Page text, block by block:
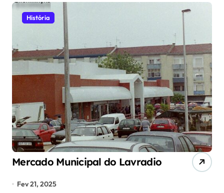
História
Mercado Municipal do Lavradio
Fev 21, 2025